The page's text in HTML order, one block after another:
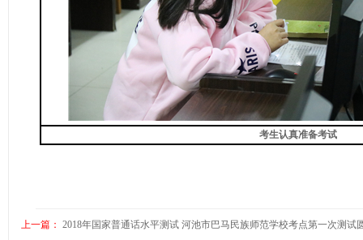
考生认真准备考试
上一篇： 2018年国家普通话水平测试 河池市巴马民族师范学校考点第一次测试